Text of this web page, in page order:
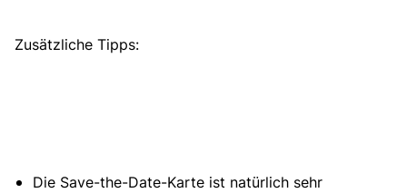
Zusätzliche Tipps:
Die Save-the-Date-Karte ist natürlich sehr